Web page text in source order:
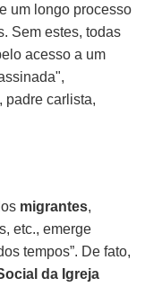
um longo processo
Sem estes, todas
acesso a um
, padre carlista,
migrantes,
etc., emerge
tempos”. De fato,
da Igreja